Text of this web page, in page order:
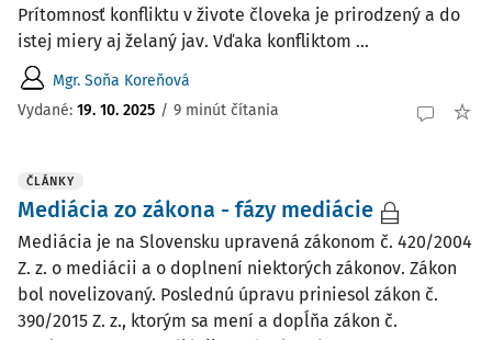
Prítomnosť konfliktu v živote človeka je prirodzený a do
istej miery aj želaný jav. Vďaka konfliktom ...
Mgr. Soňa Koreňová
Vydané: 19. 10. 2025 / 9 minút čítania
ČLÁNKY
Mediácia zo zákona - fázy mediácie
Mediácia je na Slovensku upravená zákonom č. 420/2004
Z. z. o mediácii a o doplnení niektorých zákonov. Zákon
bol novelizovaný. Poslednú úpravu priniesol zákon č.
390/2015 Z. z., ktorým sa mení a dopĺňa zákon č.